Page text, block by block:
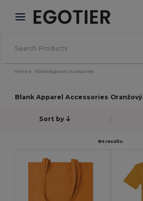
× Aplikace Egotier
Lepší ceny v aplikaci!
Home Blank Apparel | Accessories
Blank Apparel Accessories Oranžový
Sort by
84 results.